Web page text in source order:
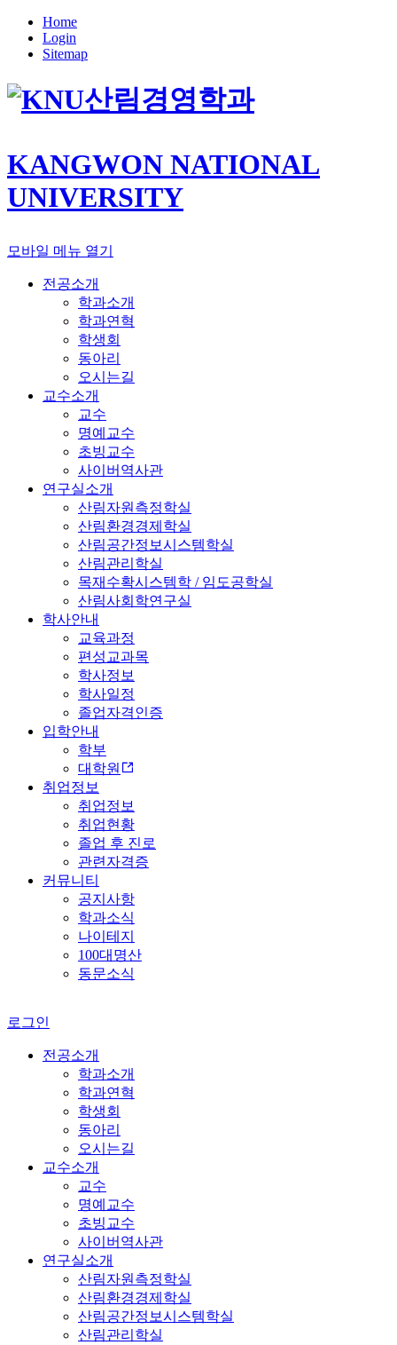
Home
Login
Sitemap
산림경영학과
KANGWON NATIONAL
UNIVERSITY
모바일 메뉴 열기
전공소개
학과소개
학과연혁
학생회
동아리
오시는길
교수소개
교수
명예교수
초빙교수
사이버역사관
연구실소개
산림자원측정학실
산림환경경제학실
산림공간정보시스템학실
산림관리학실
목재수확시스템학 / 임도공학실
산림사회학연구실
학사안내
교육과정
편성교과목
학사정보
학사일정
졸업자격인증
입학안내
학부
대학원
취업정보
취업정보
취업현황
졸업 후 진로
관련자격증
커뮤니티
공지사항
학과소식
나이테지
100대명산
동문소식
로그인
전공소개
학과소개
학과연혁
학생회
동아리
오시는길
교수소개
교수
명예교수
초빙교수
사이버역사관
연구실소개
산림자원측정학실
산림환경경제학실
산림공간정보시스템학실
산림관리학실